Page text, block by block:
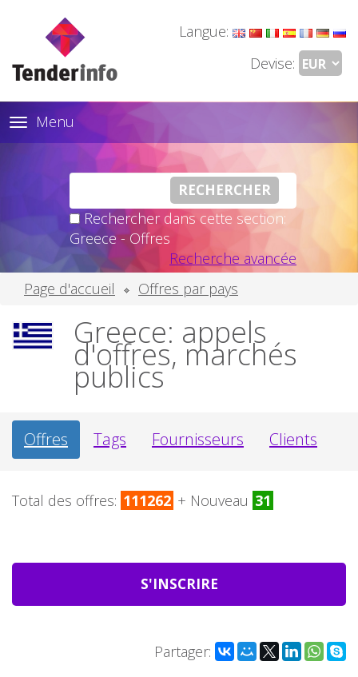
Langue:
Devise:
Toggle
navigation
Menu
Rechercher dans cette section:
Greece - Offres
Recherche avancée
Page d'accueil
Offres par pays
Greece: appels
d'offres, marchés
publics
Offres Tags Fournisseurs Clients
Total des offres: 111262 + Nouveau 31
S'INSCRIRE
Partager: